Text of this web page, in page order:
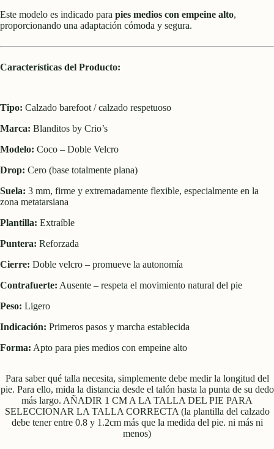
Este modelo es indicado para pies medios con empeine alto,
proporcionando una adaptación cómoda y segura.
Características del Producto:
Tipo: Calzado barefoot / calzado respetuoso
Marca: Blanditos by Crio’s
Modelo: Coco – Doble Velcro
Drop: Cero (base totalmente plana)
Suela: 3 mm, firme y extremadamente flexible, especialmente en la
zona metatarsiana
Plantilla: Extraíble
Puntera: Reforzada
Cierre: Doble velcro – promueve la autonomía
Contrafuerte: Ausente – respeta el movimiento natural del pie
Peso: Ligero
Indicación: Primeros pasos y marcha establecida
Forma: Apto para pies medios con empeine alto
Para saber qué talla necesita, simplemente debe medir la longitud del
pie. Para ello, mida la distancia desde el talón hasta la punta de su dedo
más largo. AÑADIR 1 CM A LA TALLA DEL PIE PARA
SELECCIONAR LA TALLA CORRECTA (la plantilla del calzado
debe tener entre 0.8 y 1.2cm más que la medida del pie. ni más ni
menos)